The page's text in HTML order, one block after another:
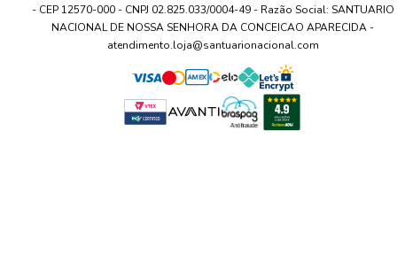
- CEP 12570-000 - CNPJ 02.825.033/0004-49 - Razão Social: SANTUARIO
NACIONAL DE NOSSA SENHORA DA CONCEICAO APARECIDA -
atendimento.loja@santuarionacional.com